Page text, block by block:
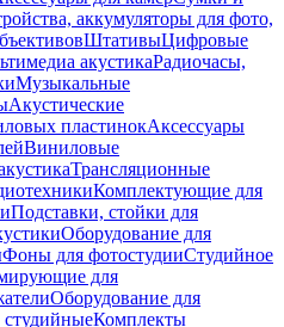
аккумуляторы для фото,
ШтативыЦифровые
акустикаРадиочасы,
Музыкальные
Акустические
пластинокАксессуары
Виниловые
Трансляционные
Комплектующие для
Подставки, стойки для
Оборудование для
Фоны для фотостудииСтудийное
для
Оборудование для
Комплекты